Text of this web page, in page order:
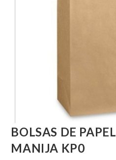
BOLSAS DE
MANIJA KP0